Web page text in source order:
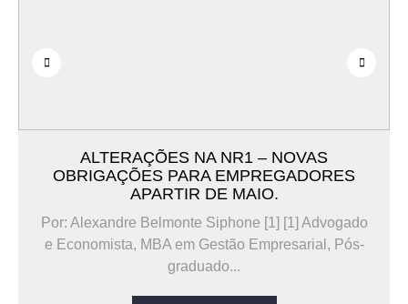
ALTERAÇÕES NA NR1 – NOVAS
OBRIGAÇÕES PARA EMPREGADORES
APARTIR DE MAIO.
Por: Alexandre Belmonte Siphone [1] [1] Advogado
e Economista, MBA em Gestão Empresarial, Pós-
graduado...